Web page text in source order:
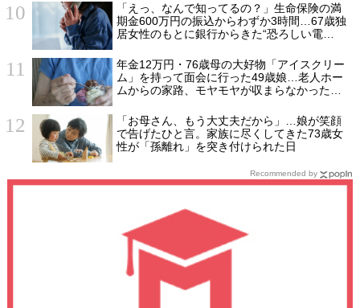
「えっ、なんで知ってるの？」生命保険の満
期金600万円の振込からわずか3時間…67歳独
居女性のもとに銀行からきた“恐ろしい電
年金12万円・76歳母の大好物「アイスクリー
ム」を持って面会に行った49歳娘…老人ホー
ムからの家路、モヤモヤが収まらなかったワ
「お母さん、もう大丈夫だから」…娘が笑顔
で告げたひと言。家族に尽くしてきた73歳女
性が「孫離れ」を突き付けられた日
Recommended by